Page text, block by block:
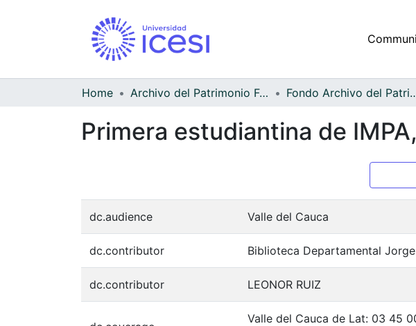
Home Archivo del Patrimonio Fotográfico y Fílmico del Valle del Cauca Fondo Archivo del Patrimonio
Primera estudiantina de
dc.audience Valle del Cauca
dc.contributor Biblioteca Departamental
dc.contributor LEONOR RUIZ
Valle del Cauca de Lat: 03 45